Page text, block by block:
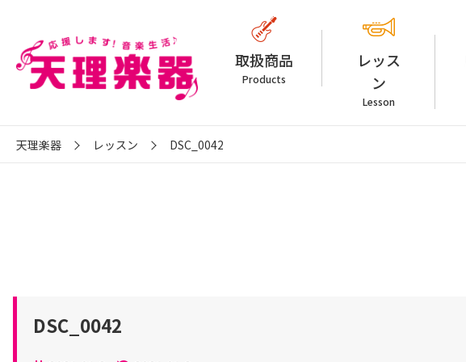
取扱商品
Products
レッス
ン
Lesson
天理楽器 レッスン DSC_0042
DSC_0042